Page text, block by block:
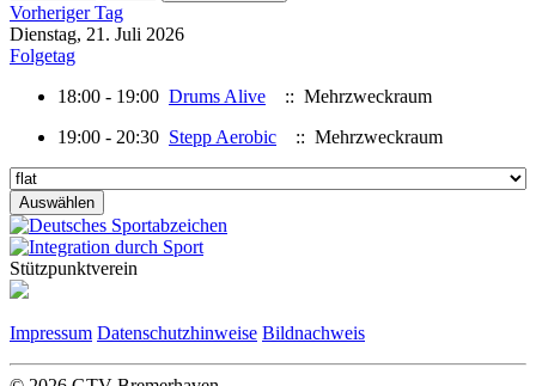
Vorheriger Tag
Dienstag, 21. Juli 2026
Folgetag
18:00 - 19:00 Drums Alive
:: Mehrzweckraum
19:00 - 20:30 Stepp Aerobic :: Mehrzweckraum
Stützpunktverein
Impressum Datenschutzhinweise Bildnachweis